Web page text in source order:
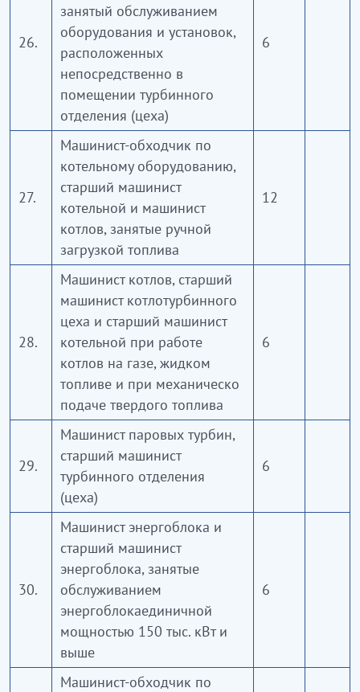
26.
занятый обслуживанием
оборудования и установок,
расположенных
непосредственно в
помещении турбинного
отделения (цеха)
6
27.
Машинист-обходчик по
котельному оборудованию,
старший машинист
котельной и машинист
котлов, занятые ручной
загрузкой топлива
12
28.
Машинист котлов, старший
машинист котлотурбинного
цеха и старший машинист
котельной при работе
котлов на газе, жидком
топливе и при механическо
подаче твердого топлива
6
29.
Машинист паровых турбин,
старший машинист
турбинного отделения
(цеха)
6
30.
Машинист энергоблока и
старший машинист
энергоблока, занятые
обслуживанием
энергоблокаединичной
мощностью 150 тыс. кВт и
выше
6
Машинист-обходчик по